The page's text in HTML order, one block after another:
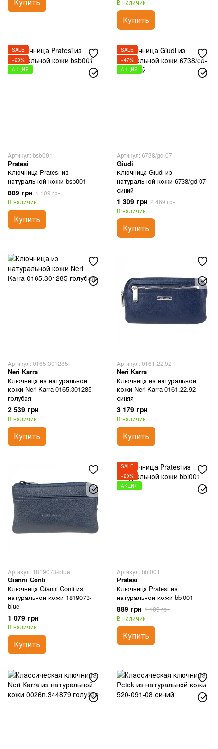
В наличии
Купить
SALE
−20%
АКЦИЯ
Артикул: bsb001
Pratesi
Ключница Pratesi из
натуральной кожи bsb001
889 грн 1 109 грн
В наличии
Купить
SALE
−47%
АКЦИЯ
Артикул: 6738/gd-07
Giudi
Ключница Giudi из
натуральной кожи 6738/gd-07
синий
1 309 грн 2 469 грн
В наличии
Купить
Артикул: 0165.301285
Neri Karra
Ключница из натуральной
кожи Neri Karra 0165.301285
голубая
2 539 грн
В наличии
Купить
Артикул: 0161.22.92
Neri Karra
Ключница из натуральной
кожи Neri Karra 0161.22.92
синяя
3 179 грн
В наличии
Купить
Артикул: 1819073-blue
Gianni Conti
Ключница Gianni Conti из
натуральной кожи 1819073-
blue
1 079 грн
В наличии
Купить
SALE
−20%
АКЦИЯ
Артикул: bbl001
Pratesi
Ключница Pratesi из
натуральной кожи bbl001
889 грн 1 109 грн
В наличии
Купить